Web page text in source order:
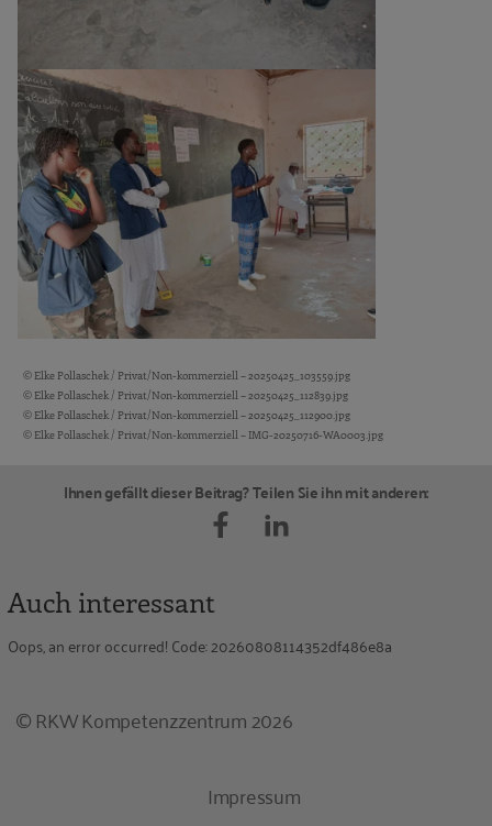
Bildquellen und Copyright-Hinweise
© Elke Pollaschek / Privat/Non-kommerziell – 20250425_103559.jpg
© Elke Pollaschek / Privat/Non-kommerziell – 20250425_112839.jpg
© Elke Pollaschek / Privat/Non-kommerziell – 20250425_112900.jpg
© Elke Pollaschek / Privat/Non-kommerziell – IMG-20250716-WA0003.jpg
Ihnen gefällt dieser Beitrag? Teilen Sie ihn mit anderen:
Auch interessant
Oops, an error occurred! Code: 20260808114352df486e8a
© RKW Kompetenzzentrum 2026
Impressum